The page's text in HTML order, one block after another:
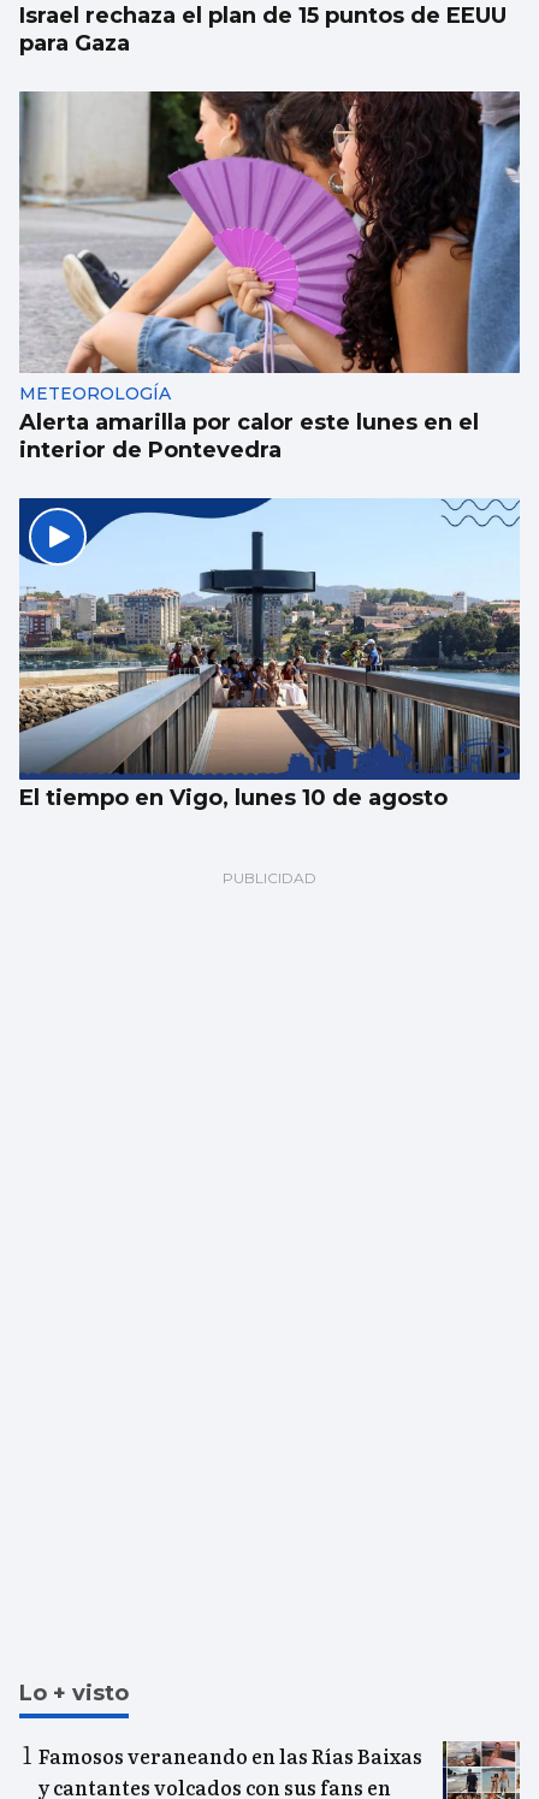
Israel rechaza el plan de 15 puntos de EEUU
para Gaza
METEOROLOGÍA
Alerta amarilla por calor este lunes en el
interior de Pontevedra
El tiempo en Vigo, lunes 10 de agosto
Lo + visto
Famosos veraneando en las Rías Baixas
y cantantes volcados con sus fans en